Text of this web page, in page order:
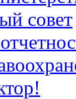
совет